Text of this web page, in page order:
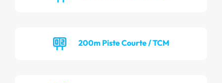
200m Piste Courte / TCM